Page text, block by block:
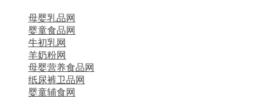
母婴乳品网
婴童食品网
牛初乳网
羊奶粉网
母婴营养食品网
纸尿裤卫品网
婴童辅食网